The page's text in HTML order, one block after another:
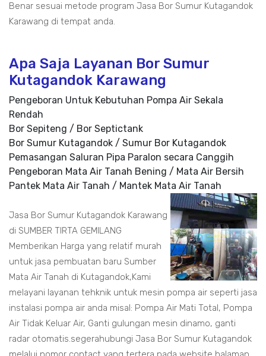
Benar sesuai metode program Jasa Bor Sumur Kutagandok
Karawang di tempat anda.
Apa Saja Layanan Bor Sumur
Kutagandok Karawang
Pengeboran Untuk Kebutuhan Pompa Air Sekala
Rendah
Bor Sepiteng / Bor Septictank
Bor Sumur Kutagandok / Sumur Bor Kutagandok
Pemasangan Saluran Pipa Paralon secara Canggih
Pengeboran Mata Air Tanah Bening / Mata Air Bersih
Pantek Mata Air Tanah / Mantek Mata Air Tanah
Jasa Bor Sumur Kutagandok Karawang
di SUMBER TIRTA GEMILANG
Memberikan Harga yang relatif murah
untuk jasa pembuatan baru Sumber
Mata Air Tanah di Kutagandok,Kami
melayani layanan tehknik untuk mesin pompa air seperti jasa
instalasi pompa air anda misal: Pompa Air Mati Total, Pompa
Air Tidak Keluar Air, Ganti gulungan mesin dinamo, ganti
radar otomatis.segerahubungi Jasa Bor Sumur Kutagandok